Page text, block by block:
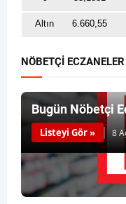
NÖBETÇİ ECZANELER
Bugün Nöbetçi
Listeyi Gör » 8